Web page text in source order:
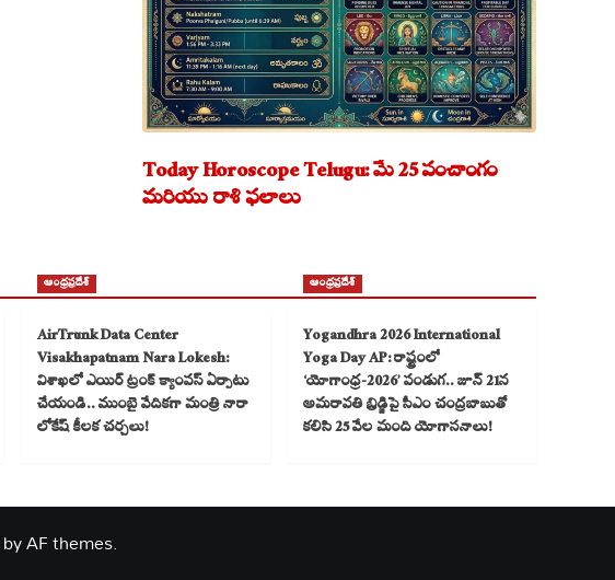
Today Horoscope Telugu: మే 25 పంచాంగం
మరియు రాశి ఫలాలు
ఆంధ్రప్రదేశ్
AirTrunk Data Center
Visakhapatnam Nara Lokesh:
విశాఖలో ఎయిర్ ట్రంక్ క్యాంపస్ ఏర్పాటు
చేయండి.. ముంబై వేదికగా మంత్రి నారా
లోకేష్ కీలక చర్చలు!
ఆంధ్రప్రదేశ్
Yogandhra 2026 International
Yoga Day AP: రాష్ట్రంలో
‘యోగాంధ్ర-2026’ పండుగ.. జూన్ 21న
అమరావతి బ్రిడ్జిపై సీఎం చంద్రబాబుతో
కలిసి 25 వేల మంది యోగాసనాలు!
by AF themes.